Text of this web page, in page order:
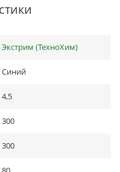
Экстрим (ТехноХим)
Синий
4,5
300
300